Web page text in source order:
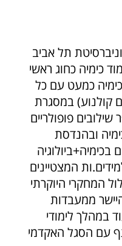
תל אביב
כימיה כחוג ראשי
כימיה כמעט עם כל
קולנוע) במסגרת
פופולריים
ובהנדסת
בכימיה+ביולוגיה
המצטיינים
המחקרי היוקרתי
ממעבדות
במהלך לימודי
עם הסגל האקדמי